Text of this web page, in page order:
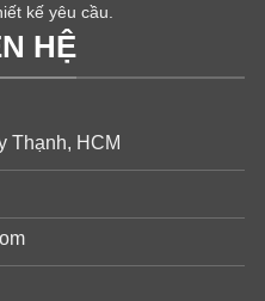
kế yêu cầu.
HỆ
Thạnh, HCM